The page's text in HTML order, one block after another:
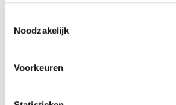
Noodzakelijk
Voorkeuren
Handig voor